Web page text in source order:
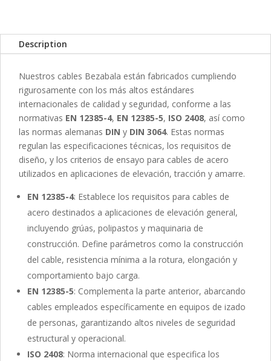
Description
Nuestros cables Bezabala están fabricados cumpliendo
rigurosamente con los más altos estándares
internacionales de calidad y seguridad, conforme a las
normativas EN 12385-4, EN 12385-5, ISO 2408, así como
las normas alemanas DIN y DIN 3064. Estas normas
regulan las especificaciones técnicas, los requisitos de
diseño, y los criterios de ensayo para cables de acero
utilizados en aplicaciones de elevación, tracción y amarre.
EN 12385-4: Establece los requisitos para cables de
acero destinados a aplicaciones de elevación general,
incluyendo grúas, polipastos y maquinaria de
construcción. Define parámetros como la construcción
del cable, resistencia mínima a la rotura, elongación y
comportamiento bajo carga.
EN 12385-5: Complementa la parte anterior, abarcando
cables empleados específicamente en equipos de izado
de personas, garantizando altos niveles de seguridad
estructural y operacional.
ISO 2408: Norma internacional que especifica los